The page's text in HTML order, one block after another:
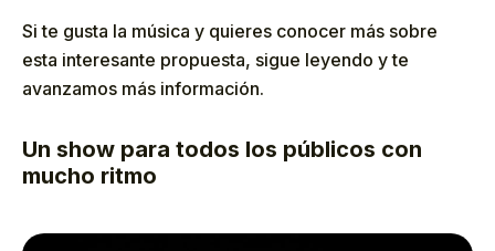
Si te gusta la música y quieres conocer más sobre
esta interesante propuesta, sigue leyendo y te
avanzamos más información.
Un show para todos los públicos con
mucho ritmo